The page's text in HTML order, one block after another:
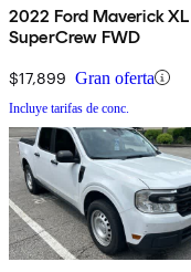
2022 Ford Maverick XL
SuperCrew FWD
$17,899 Gran oferta
Incluye tarifas de conc.